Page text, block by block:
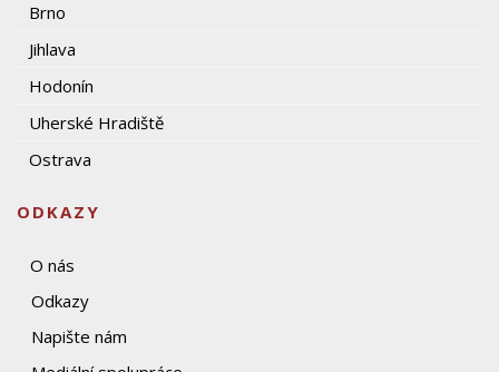
Brno
Jihlava
Hodonín
Uherské Hradiště
Ostrava
ODKAZY
O nás
Odkazy
Napište nám